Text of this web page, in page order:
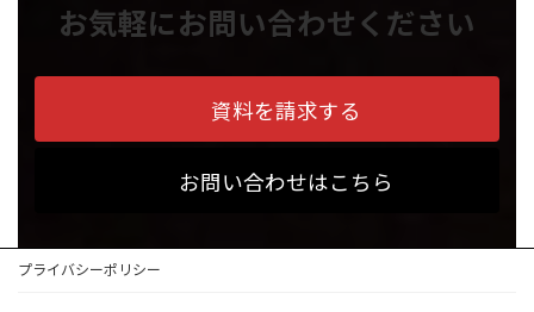
お気軽にお問い合わせください
資料を請求する
お問い合わせはこちら
プライバシーポリシー